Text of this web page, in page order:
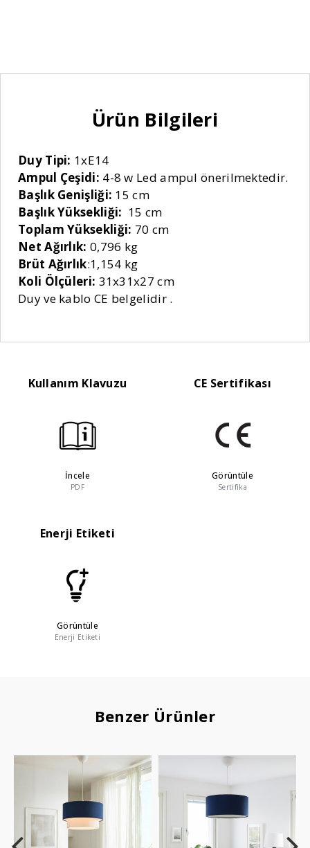
Ürün Bilgileri
Duy Tipi: 1xE14
Ampul Çeşidi: 4-8 w Led ampul önerilmektedir.
Başlık Genişliği: 15 cm
Başlık Yüksekliği: 15 cm
Toplam Yüksekliği: 70 cm
Net Ağırlık: 0,796 kg
Brüt Ağırlık:1,154 kg
Koli Ölçüleri: 31x31x27 cm
Duy ve kablo CE belgelidir .
Kullanım Klavuzu
İncele
PDF
CE Sertifikası
Görüntüle
Sertifika
Enerji Etiketi
Görüntüle
Enerji Etiketi
Benzer Ürünler